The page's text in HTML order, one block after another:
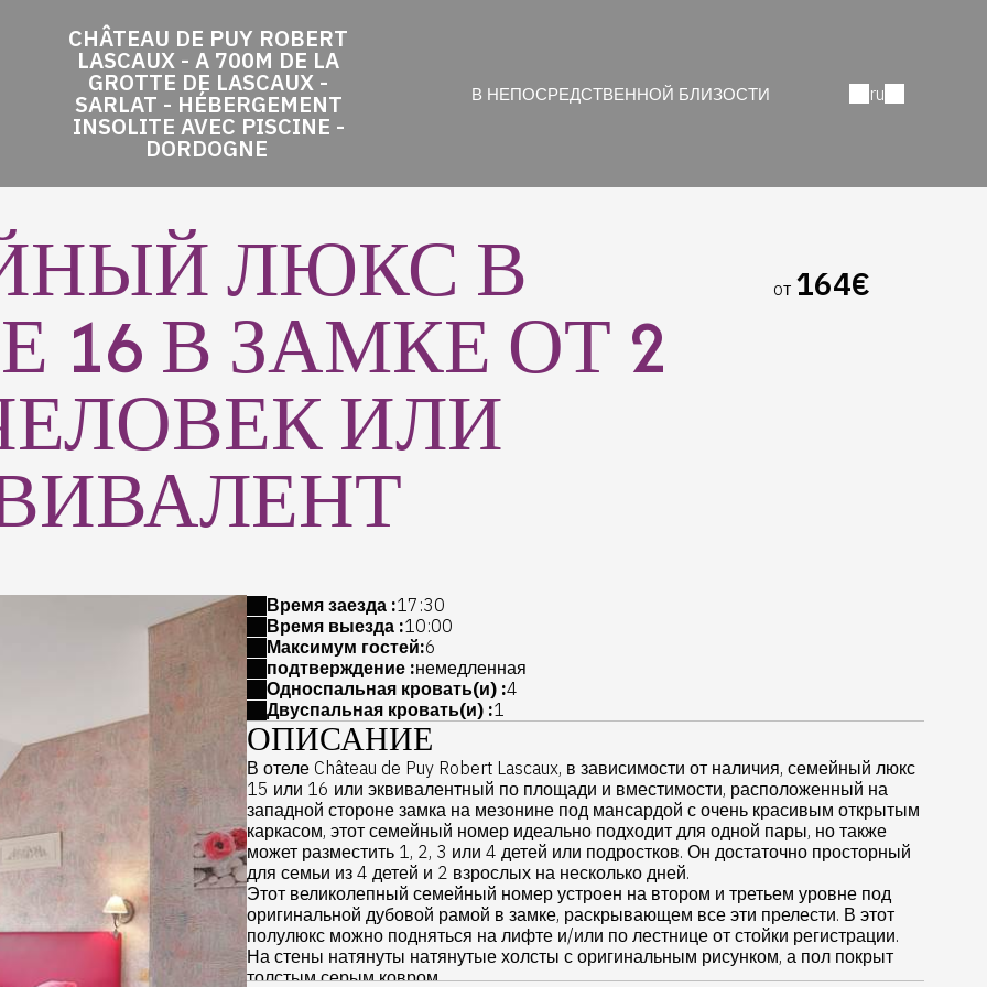
CHÂTEAU DE PUY ROBERT
LASCAUX - A 700M DE LA
GROTTE DE LASCAUX -
SARLAT - HÉBERGEMENT
INSOLITE AVEC PISCINE -
DORDOGNE
В НЕПОСРЕДСТВЕННОЙ БЛИЗОСТИ ru
ЛЮКС В
16 В ЗАМКЕ ОТ 2
ИЛИ
oт 164€
Время заезда :17:30
Время выезда :10:00
Максимум гостей:6
подтверждение :немедленная
Односпальная кровать(и) :4
Двуспальная кровать(и) :1
ОПИСАНИЕ
В отеле Château de Puy Robert Lascaux, в зависимости от наличия, семейный люкс
15 или 16 или эквивалентный по площади и вместимости, расположенный на
западной стороне замка на мезонине под мансардой с очень красивым открытым
каркасом, этот семейный номер идеально подходит для одной пары, но также
может разместить 1, 2, 3 или 4 детей или подростков. Он достаточно просторный
для семьи из 4 детей и 2 взрослых на несколько дней.
Этот великолепный семейный номер устроен на втором и третьем уровне под
оригинальной дубовой рамой в замке, раскрывающем все эти прелести. В этот
полулюкс можно подняться на лифте и/или по лестнице от стойки регистрации.
На стены натянуты натянутые холсты с оригинальным рисунком, а пол покрыт
толстым серым ковром.